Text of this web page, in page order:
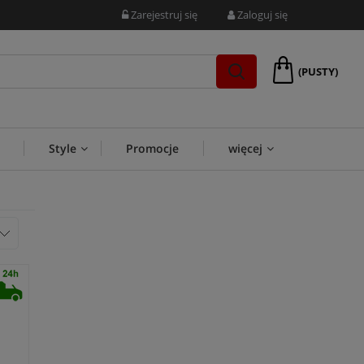
Zarejestruj się Zaloguj się
(PUSTY)
Style Promocje więcej